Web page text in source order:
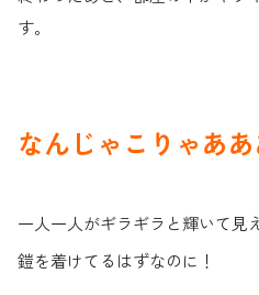
す。
なんじゃこりゃあ
一人一人がギラギラと輝いて見
鎧を着けてるはずなのに！